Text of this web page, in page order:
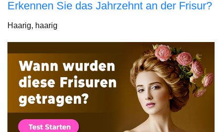
Erkennen Sie das Jahrzehnt an der Frisur?
Haarig, haarig